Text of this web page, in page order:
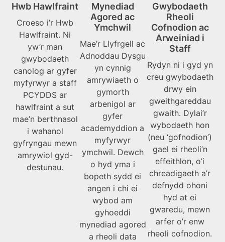
Hwb Hawlfraint
Croeso i’r Hwb
Hawlfraint. Ni
yw’r man
gwybodaeth
canolog ar gyfer
myfyrwyr a staff
PCYDDS ar
hawlfraint a sut
mae’n berthnasol
i wahanol
gyfryngau mewn
amrywiol gyd-
destunau.
Mynediad
Agored ac
Ymchwil
Mae’r Llyfrgell ac
Adnoddau Dysgu
yn cynnig
amrywiaeth o
gymorth
arbenigol ar
gyfer
academyddion a
myfyrwyr
ymchwil. Dewch
o hyd yma i
bopeth sydd ei
angen i chi ei
wybod am
gyhoeddi
mynediad agored
a rheoli data
Gwybodaeth
Rheoli
Cofnodion ac
Arweiniad i
Staff
Rydyn ni i gyd yn
creu gwybodaeth
drwy ein
gweithgareddau
gwaith. Dylai’r
wybodaeth hon
(neu ‘gofnodion’)
gael ei rheoli’n
effeithlon, o’i
chreadigaeth a’r
defnydd ohoni
hyd at ei
gwaredu, mewn
arfer o’r enw
rheoli cofnodion.